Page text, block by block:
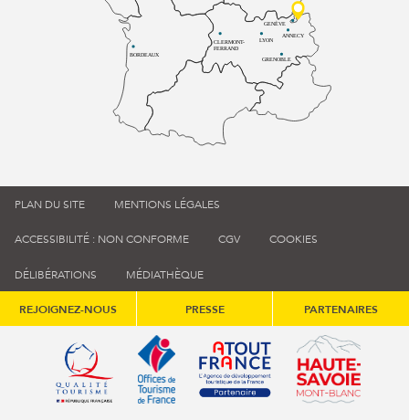
BORDEAUX
CLERMONT-
FERRAND
LYON
ANNECY
GRENOBLE
GENÈVE
PLAN DU SITE MENTIONS LÉGALES
ACCESSIBILITÉ : NON CONFORME CGV COOKIES
DÉLIBÉRATIONS MÉDIATHÈQUE
REJOIGNEZ-NOUS PRESSE PARTENAIRES
Qualité tourisme (s'ouvre dans une nouvelle fenêtre)
Office de tourisme de France (s'ouvre
Atout France (s'ouvre dans